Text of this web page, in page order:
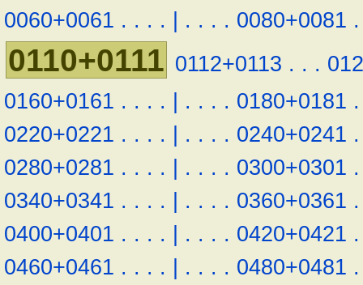
0060+0061 . . . . | . . . . 0080+0081 .
0110+0111 0112+0113 . . .
0160+0161 . . . . | . . . . 0180+0181 .
0220+0221 . . . . | . . . . 0240+0241 .
0280+0281 . . . . | . . . . 0300+0301 .
0340+0341 . . . . | . . . . 0360+0361 .
0400+0401 . . . . | . . . . 0420+0421 .
0460+0461 . . . . | . . . . 0480+0481 .